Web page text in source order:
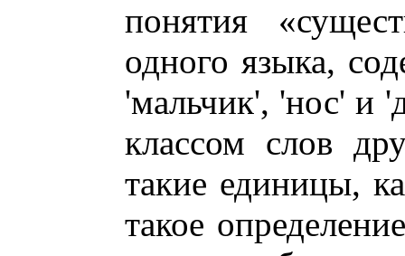
понятия
одного языка,
'мальчик', 'нос' и
классом слов
такие единицы,
такое